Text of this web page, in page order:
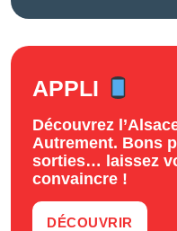
APPLI
Découvrez
Autrement. Bons
sorties… laissez
convaincre !
DÉCOUVRIR